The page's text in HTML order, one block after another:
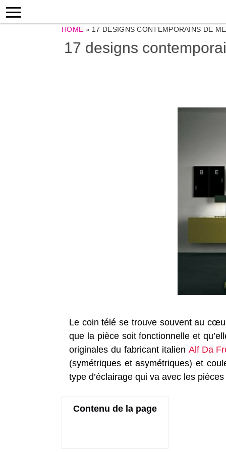
HOME » 17 DESIGNS CONTEMPORAINS DE
17 designs
Le coin télé se trouve souvent au
que la pièce soit fonctionnelle et
originales du fabricant italien Alf Da
(symétriques et asymétriques) et
type d’éclairage qui va avec les
Contenu de la page